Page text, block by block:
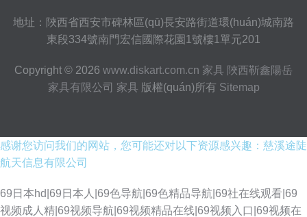
地址：陜西省西安市碑林區(qū)長安路街道環(huán)城南路
東段334號南門宏信國際花園1號樓1單元201
Copyright © 2026 www.diskart.com.cn 家具 陜西靳鑫陽岳
家具有限公司 家具 版權(quán)所有 Sitemap
感谢您访问我们的网站，您可能还对以下资源感兴趣：慈溪途陡
航天信息有限公司
69日本hd|69日本人|69色导航|69色精品导航|69社在线观看|69
视频成人精|69视频导航|69视频精品在线|69视频入口|69视频在